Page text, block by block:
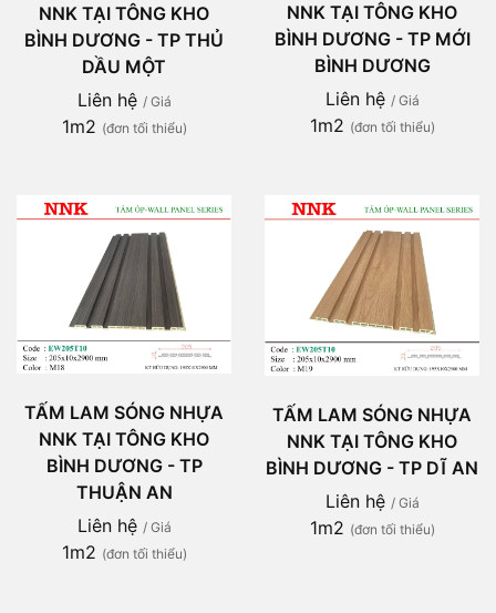
NNK TẠI TÔNG KHO
BÌNH DƯƠNG - TP THỦ
DẦU MỘT
Liên hệ / Giá
1m2 (đơn tối thiểu)
NNK TẠI TÔNG KHO
BÌNH DƯƠNG - TP MỚI
BÌNH DƯƠNG
Liên hệ / Giá
1m2 (đơn tối thiểu)
TẤM LAM SÓNG NHỰA
NNK TẠI TÔNG KHO
BÌNH DƯƠNG - TP
THUẬN AN
Liên hệ / Giá
1m2 (đơn tối thiểu)
TẤM LAM SÓNG NHỰA
NNK TẠI TÔNG KHO
BÌNH DƯƠNG - TP DĨ AN
Liên hệ / Giá
1m2 (đơn tối thiểu)